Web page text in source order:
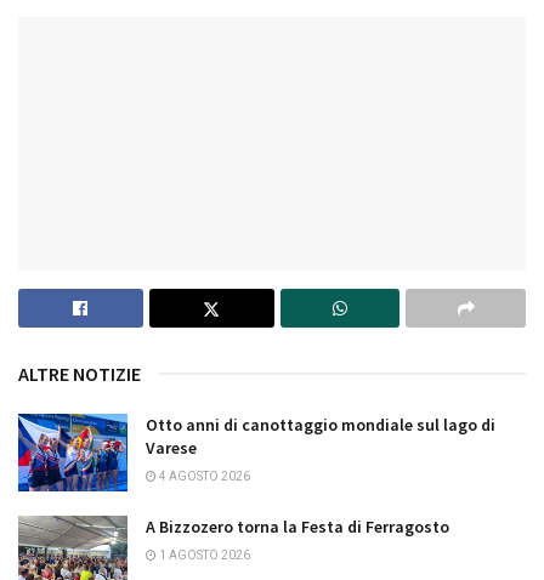
ALTRE NOTIZIE
Otto anni di canottaggio mondiale sul lago di
Varese
4 AGOSTO 2026
A Bizzozero torna la Festa di Ferragosto
1 AGOSTO 2026